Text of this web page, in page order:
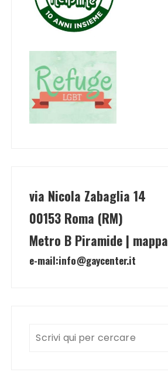
via Nicola Zabaglia 14
00153 Roma (RM)
Metro B Piramide | mappa
e-mail:info@gaycenter.it